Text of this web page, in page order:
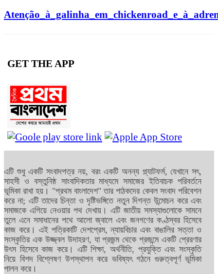
GET THE APP
এটি শুধু একটি সংবাদপত্র নয়, বরং একটি অনন্য প্ল্যাটফর্ম, যেখানে সৎ,
সাহসী ও বস্তুনিষ্ঠ সাংবাদিকতার মাধ্যমে সমাজের ইতিবাচক পরিবর্তনে
ভূমিকা রাখা হয়। "প্রথম বাংলাদেশ" তার পাঠকদের কেবল সংবাদ পরিবেশন
করে না; এটি তাদের চিন্তা ও দৃষ্টিভঙ্গিতে নতুন দিগন্ত উন্মোচন করে এবং
সমাজকে এগিয়ে নেওয়ার পথ দেখায়। এটি জাতীয় সমস্যাগুলোকে সামনে
তুলে এনে সমাধানের পথে আলো জ্বালে এবং জনগণের কণ্ঠস্বর হিসেবে
কাজ করে। এই পত্রিকাটি দেশপ্রেম, ন্যায়বিচার এবং বাঙালির সত্তা ও
সংস্কৃতির এক উজ্জ্বল উদাহরণ, যা প্রজন্ম থেকে প্রজন্মে একটি প্রেরণার
উৎস হিসেবে কাজ করে। এটি শিক্ষা, অর্থনীতি, প্রযুক্তি এবং সংস্কৃতি
নিয়ে বিশদ বিশ্লেষণ উপস্থাপন করে ভবিষ্যৎ গঠনে গুরুত্বপূর্ণ ভূমিকা
পালন করে।